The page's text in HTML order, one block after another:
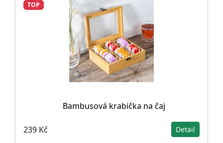
TOP
Bambusová krabička na čaj
239 Kč Detail